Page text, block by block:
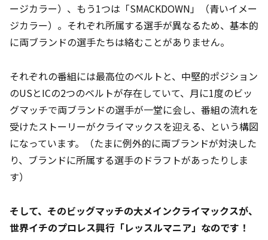
ージカラー）、もう1つは「SMACKDOWN」（青いイメー
ジカラー）。それぞれ所属する選手が異なるため、基本的
に両ブランドの選手たちは絡むことがありません。
それぞれの番組には最高位のベルトと、中堅的ポジション
のUSとICの2つのベルトが存在していて、月に1度のビッ
グマッチで両ブランドの選手が一堂に会し、番組の流れを
受けたストーリーがクライマックスを迎える、という構図
になっています。（たまに例外的に両ブランドが対決した
り、ブランドに所属する選手のドラフトがあったりしま
す）
そして、そのビッグマッチの大メインクライマックスが、
世界イチのプロレス興行「レッスルマニア」なのです！